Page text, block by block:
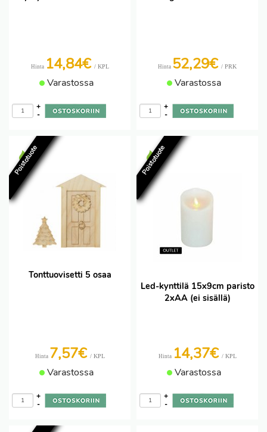
Hinta 14,84€ / KPL
Varastossa
-
+
Hinta 52,29€ / PRK
Varastossa
-
+
Poistotuote
Tonttuovisetti 5 osaa
Hinta 7,57€ / KPL
Varastossa
-
+
Poistotuote
Led-kynttilä 15x9cm paristo
2xAA (ei sisällä)
Hinta 14,37€ / KPL
Varastossa
-
+